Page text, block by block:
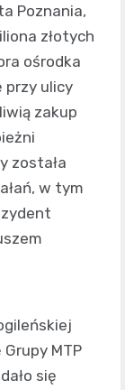
Poznania,
złotych
ośrodka
przy ulicy
zakup
została
w tym
MTP
się